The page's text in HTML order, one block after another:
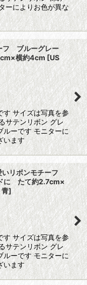
ーによりお色が異な
フ ブルーグレー
横約4cm [US
す サイズは写真を参
サテンリボン グレ
ルーです モニターに
います
いリボンモチーフ
に たて約2.7cm×
]
す サイズは写真を参
サテンリボン グレ
ルーです モニターに
います